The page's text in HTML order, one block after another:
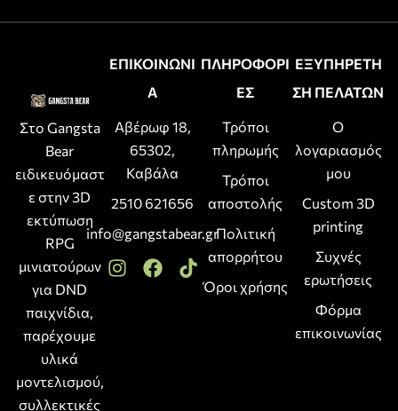
Στο Gangsta
Bear
ειδικευόμαστ
ε στην 3D
εκτύπωση
RPG
μινιατούρων
για DND
παιχνίδια,
παρέχουμε
υλικά
μοντελισμού,
συλλεκτικές
ΕΠΙΚΟΙΝΩΝΙ
Α
Αβέρωφ 18,
65302,
Καβάλα
2510 621656
info@gangstabear.gr
ΠΛΗΡΟΦΟΡΙ
ΕΣ
Τρόποι
πληρωμής
Τρόποι
αποστολής
Πολιτική
απορρήτου
Όροι χρήσης
ΕΞΥΠΗΡΕΤΗ
ΣΗ ΠΕΛΑΤΩΝ
Ο
λογαριασμός
μου
Custom 3D
printing
Συχνές
ερωτήσεις
Φόρμα
επικοινωνίας